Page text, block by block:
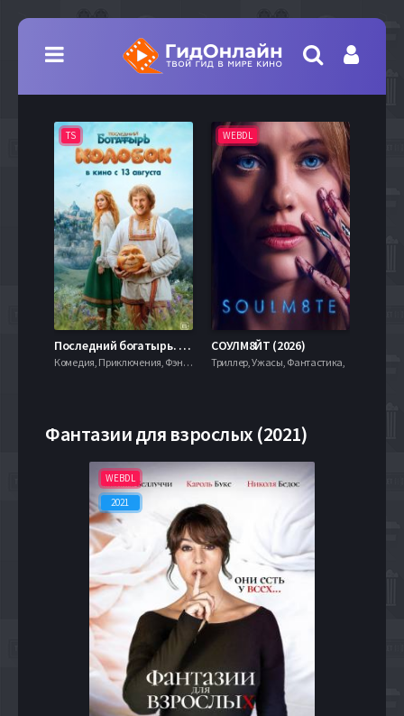
TS
Последний богатырь. Колобок (2026)
Комедия, Приключения, Фэнтези,
WEBDL
СОУЛМ8ЙТ (2026)
Триллер, Ужасы, Фантастика,
Фантазии для взрослых (2021)
WEBDL
2021